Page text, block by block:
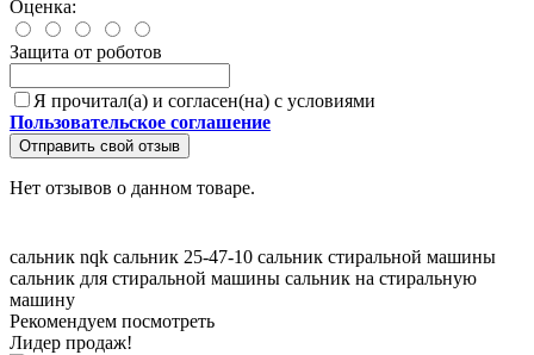
Оценка:
Защита от роботов
Я прочитал(а) и согласен(на) с условиями
Пользовательское соглашение
Отправить свой отзыв
Нет отзывов о данном товаре.
сальник nqk сальник 25-47-10 сальник стиральной машины
сальник для стиральной машины сальник на стиральную
машину
Рекомендуем посмотреть
Лидер продаж!